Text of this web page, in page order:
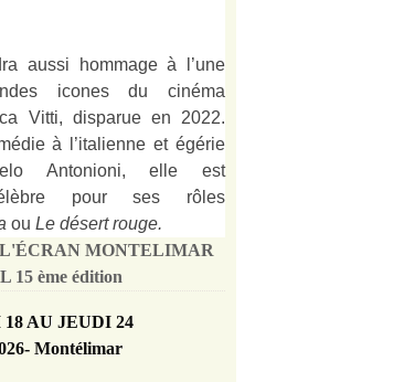
aussi hommage à l’une
icones du cinéma
Vitti, disparue en 2022.
à l’italienne et égérie
Antonioni, elle est
pour ses rôles
ou Le désert rouge.
MONTELIMAR
15 ème édition
AU JEUDI 24
Montélimar